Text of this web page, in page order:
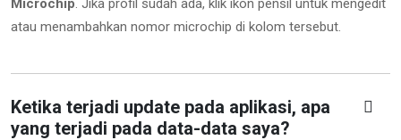
Microchip. Jika profil sudah ada, klik ikon pensil untuk mengedit
atau menambahkan nomor microchip di kolom tersebut.
Ketika terjadi update pada aplikasi, apa
yang terjadi pada data-data saya?